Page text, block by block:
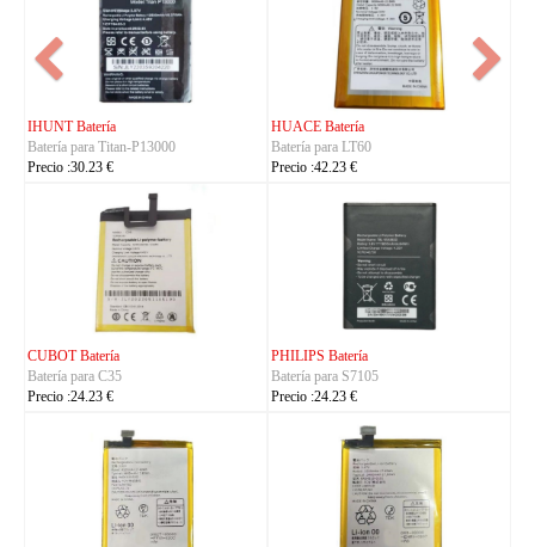
FUJITSU Batería
Batería para RA07503-1091
Precio :24.23 €
FUJITSU Batería
Batería para RA07504-1091
Precio :24.23 €
KYOCERA Batería
Batería para 5AAXBT134JAA
Precio :24.23 €
KYOCERA Batería
Batería para 5AAXBT113JAA
Precio :24.23 €